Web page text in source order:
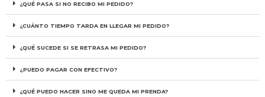
¿QUÉ PASA SI NO RECIBO MI PEDIDO?
¿CUÁNTO TIEMPO TARDA EN LLEGAR MI PEDIDO?
¿QUÉ SUCEDE SI SE RETRASA MI PEDIDO?
¿PUEDO PAGAR CON EFECTIVO?
¿QUÉ PUEDO HACER SINO ME QUEDA MI PRENDA?